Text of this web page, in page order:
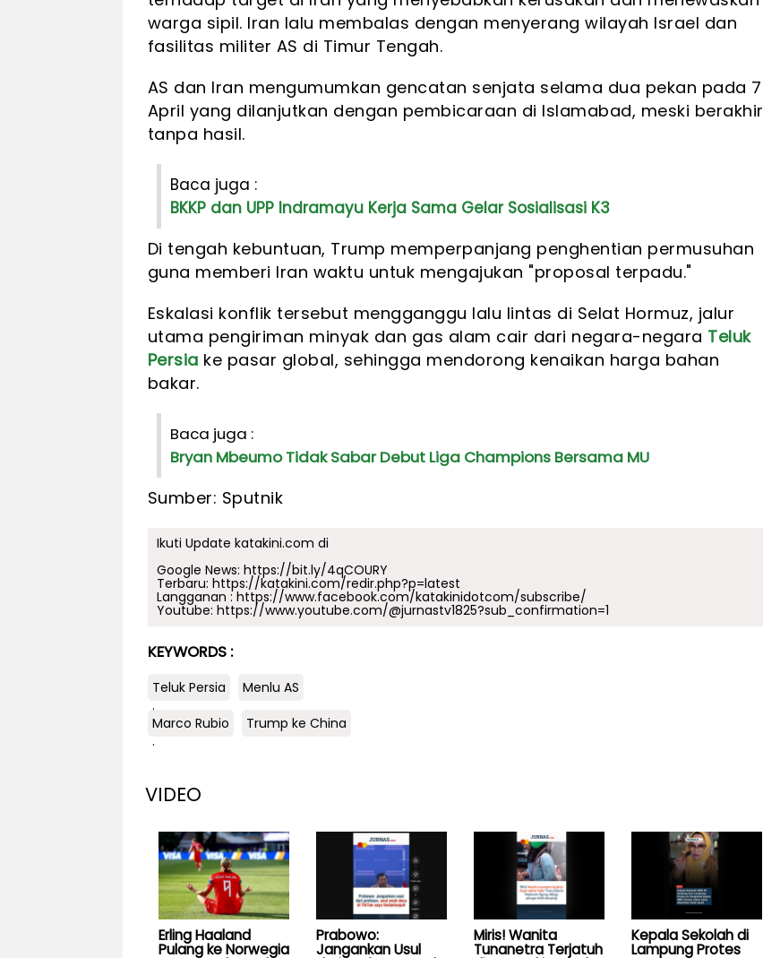
warga sipil. Iran lalu membalas dengan menyerang wilayah Israel dan
fasilitas militer AS di Timur Tengah.
AS dan Iran mengumumkan gencatan senjata selama dua pekan pada 7
April yang dilanjutkan dengan pembicaraan di Islamabad, meski berakhir
tanpa hasil.
Baca juga :
BKKP dan UPP Indramayu Kerja Sama Gelar Sosialisasi K3
Di tengah kebuntuan, Trump memperpanjang penghentian permusuhan
guna memberi Iran waktu untuk mengajukan "proposal terpadu."
Eskalasi konflik tersebut mengganggu lalu lintas di Selat Hormuz, jalur
utama pengiriman minyak dan gas alam cair dari negara-negara Teluk
Persia ke pasar global, sehingga mendorong kenaikan harga bahan
bakar.
Baca juga :
Bryan Mbeumo Tidak Sabar Debut Liga Champions Bersama MU
Sumber: Sputnik
Ikuti Update katakini.com di
Google News: https://bit.ly/4qCOURY
Terbaru: https://katakini.com/redir.php?p=latest
Langganan : https://www.facebook.com/katakinidotcom/subscribe/
Youtube: https://www.youtube.com/@jurnastv1825?sub_confirmation=1
KEYWORDS :
Teluk Persia
Menlu AS
.
Marco Rubio
Trump ke China
.
VIDEO
Erling Haaland
Pulang ke Norwegia
Prabowo:
Jangankan Usul
Miris! Wanita
Tunanetra Terjatuh
Kepala Sekolah di
Lampung Protes